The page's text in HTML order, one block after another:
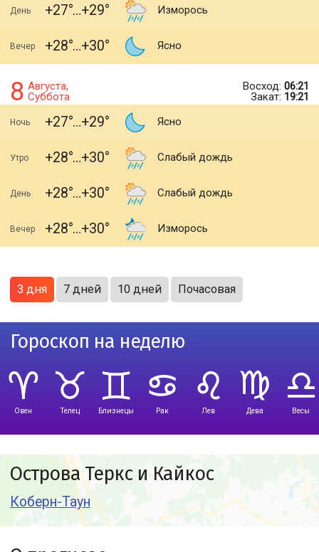
День +27 +29 Изморось
Вечер +28 +30 Ясно
8 Августа,
Суббота
Восход: 06:21
Закат: 19:21
Ночь +27 +29 Ясно
Утро +28 +30 Слабый дождь
День +28 +30 Слабый дождь
Вечер +28 +30 Изморось
3 дня 7 дней 10 дней Почасовая
Гороскоп на неделю
Овен Телец Близнецы Рак Лев Дева Весы
Острова Теркс и Кайкос
Коберн-Таун